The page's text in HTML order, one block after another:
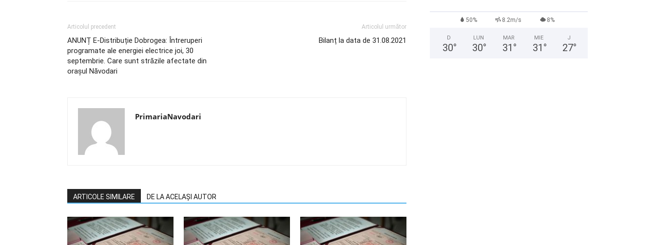
Articolul precedent
ANUNȚ E-Distribuție Dobrogea: Întreruperi
programate ale energiei electrice joi, 30
septembrie. Care sunt străzile afectate din
orașul Năvodari
Articolul următor
Bilanț la data de 31.08.2021
PrimariaNavodari
ARTICOLE SIMILARE DE LA ACELAȘI AUTOR
50% 8.2m/s 8%
D
30°
LUN
30°
MAR
31 °
MIE
31 °
J
27°